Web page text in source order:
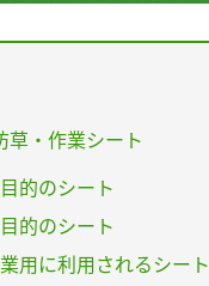
草・作業シート
的のシート
的のシート
用に利用されるシート